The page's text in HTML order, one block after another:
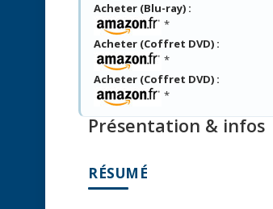
Acheter (Blu-ray) :
*
Acheter (Coffret DVD) :
*
Acheter (Coffret DVD) :
*
Présentation & infos
RÉSUMÉ